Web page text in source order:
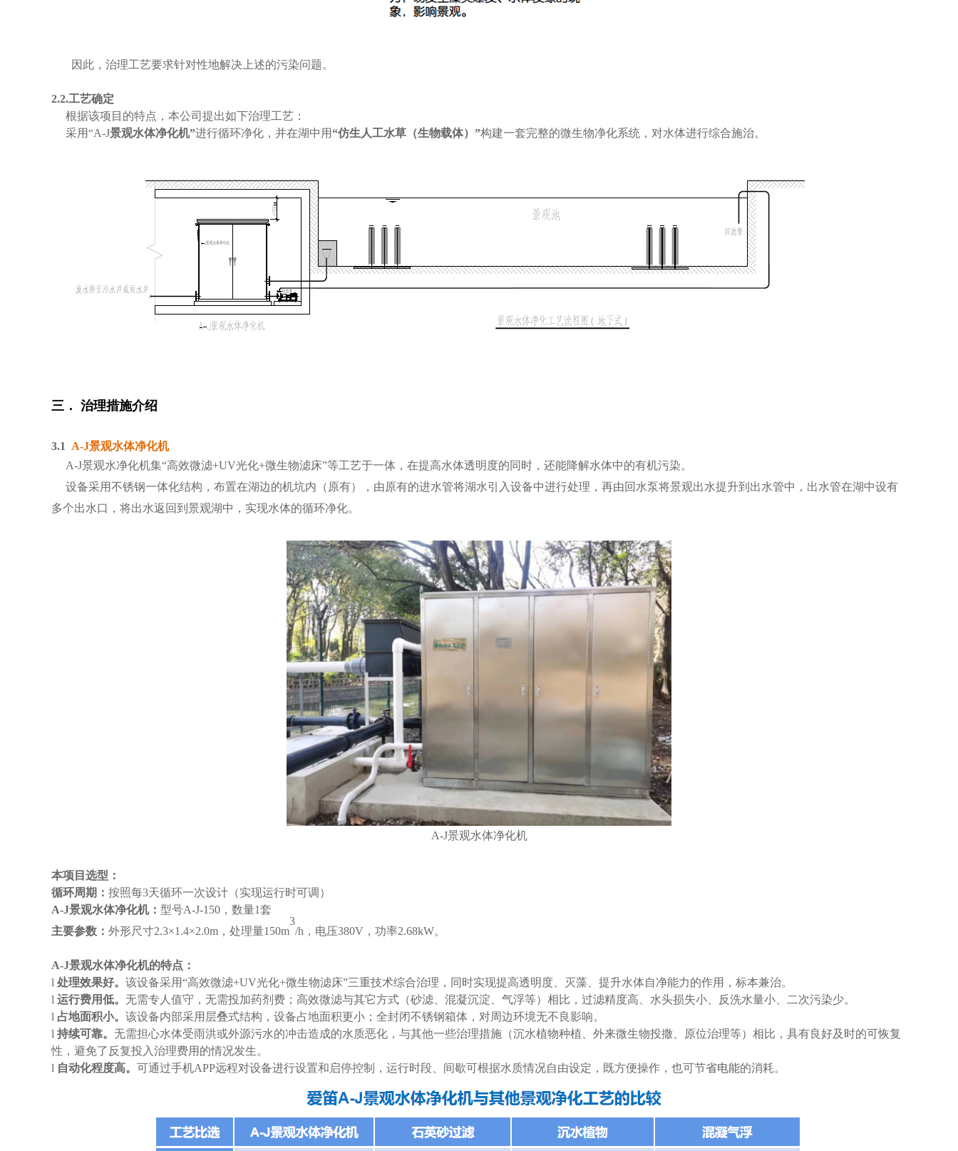
因此，治理工艺要求针对性地解决上述的污染问题。
2.2.工艺确定
根据该项目的特点，本公司提出如下治理工艺：
采用“A-J景观水体净化机”进行循环净化， 并在湖中 用“仿生人工水草（生物载体）”构建一套完整的微生物净化系统， 对水体进行综合施治。
三． 治理措施介绍
3.1 A-J景观水体净化机
A-J景观水净化机集“高效微滤+UV光化+微生物滤床”等工艺于一体，在提高水体透明度的同时，还能降解水体中的有机污染。
设备采用不锈钢一体化结构，布置在湖边的机坑内（原有），由原有的进水管将湖水引入设备中进行处理，再由回水泵将景观出水提升到出水管中，出水管在湖中设有
多个出水口，将出水返回到景观湖中，实现水体的循环净化。
A-J景观水体净化机
本项目选型：
循环周期： 按照每3天循环一次设计（实现运行时可调）
A-J景观水体净化机： 型号A-J-150，数量1套
主要参数： 外形尺寸2.3×1.4×2.0m，处理量150m
3
/h，电压380V，功率2.68kW。
A-J景观水体净化机的特点：
l 处理效果好。 该设备采用“高效微滤+UV光化+微生物滤床”三重技术综合治理，同时实现提高透明度、灭藻、提升水体自净能力的作用，标本兼治。
l 运行费用低。 无需专人值守，无需投加药剂费；高效微滤与其它方式（砂滤、混凝沉淀、气浮等）相比，过滤精度高、水头损失小、反洗水量小、二次污染少。
l 占地面积小。 该设备内部采用层叠式结构，设备占地面积更小；全封闭不锈钢箱体，对周边环境无不良影响。
l 持续可靠。 无需担心水体受雨洪或外源污水的冲击造成的水质恶化，与其他一些治理措施（沉水植物种植、外来微生物投撒、原位治理等）相比，具有良好及时的可恢复
性，避免了反复投入治理费用的情况发生。
l 自动化程度高。 可通过手机APP远程对设备进行设置和启停控制，运行时段、间歇可根据水质情况自由设定，既方便操作，也可节省电能的消耗。